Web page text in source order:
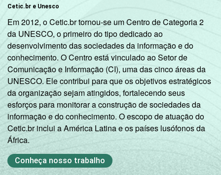
domésticos, relacionando-os a um sistema
de pontuação. A soma dos pontos alcançada
por domicílio é associada a uma Classe
Sócio-Econômica específica (A, B, C, D, E).
Veja a tabela deerros estatísticos
aproximadospara cada variável este
indicador.
Fonte: NIC.br - set/nov 2008
Cetic.br e Unesco
Em 2012, o Cetic.br tornou-se um Centro de Categoria 2
da UNESCO, o primeiro do tipo dedicado ao
desenvolvimento das sociedades da informação e do
conhecimento. O Centro está vinculado ao Setor de
Comunicação e Informação (CI), uma das cinco áreas da
UNESCO. Ele contribui para que os objetivos estratégicos
da organização sejam atingidos, fortalecendo seus
esforços para monitorar a construção de sociedades da
informação e do conhecimento. O escopo de atuação do
Cetic.br inclui a América Latina e os países lusófonos da
África.
Conheça nosso trabalho